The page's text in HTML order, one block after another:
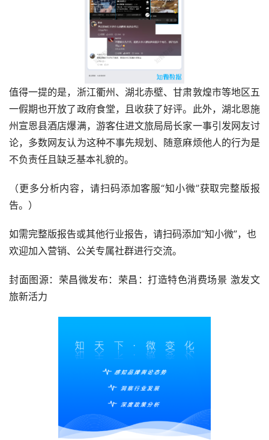
值得一提的是，浙江衢州、湖北赤壁、甘肃敦煌市等地区五
一假期也开放了政府食堂，且收获了好评。此外，湖北恩施
州宣恩县酒店爆满，游客住进文旅局局长家一事引发网友讨
论，多数网友认为这种不事先规划、随意麻烦他人的行为是
不负责任且缺乏基本礼貌的。
（更多分析内容，请扫码添加客服“知小微”获取完整版报
告。 ）
如需完整版报告或其他行业报告，请扫码添加“知小微”，也
欢迎加入营销、公关专属社群进行交流。
封面图源：荣昌微发布：荣昌：打造特色消费场景 激发文
旅新活力